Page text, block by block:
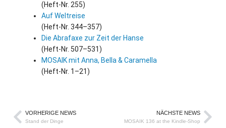
(Heft-Nr. 255)
Auf Weltreise
(Heft-Nr. 344–357)
Die Abrafaxe zur Zeit der Hanse
(Heft-Nr. 507–531)
MOSAIK mit Anna, Bella & Caramella
(Heft-Nr. 1–21)
VORHERIGE NEWS
Stand der Dinge
NÄCHSTE NEWS
MOSAIK 136 at the Kindle-Shop